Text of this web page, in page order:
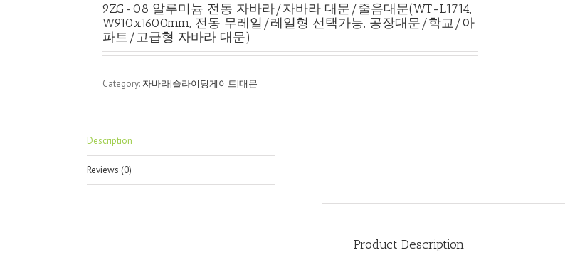
9ZG-08 알루미늄 전동 자바라/자바라 대문/줄음대문(WT-L1714,
W910x1600mm, 전동 무레일/레일형 선택가능, 공장대문/학교/아
파트/고급형 자바라 대문)
Category: 자바라|슬라이딩게이트|대문
Description
Reviews (0)
Product Description